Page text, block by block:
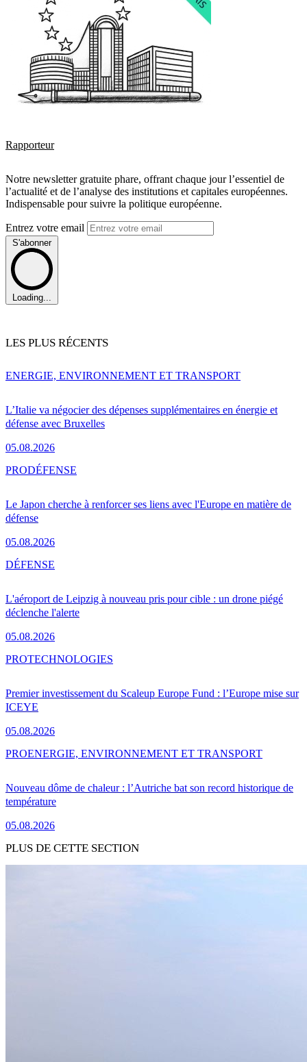
Rapporteur
Notre newsletter gratuite phare, offrant chaque jour l’essentiel de
l’actualité et de l’analyse des institutions et capitales européennes.
Indispensable pour suivre la politique européenne.
Entrez votre email
S'abonner
Loading...
LES PLUS RÉCENTS
L’Italie va négocier des dépenses supplémentaires en énergie et
défense avec Bruxelles
05.08.2026
ENERGIE, ENVIRONNEMENT ET TRANSPORT
Le Japon cherche à renforcer ses liens avec l'Europe en matière de
défense
05.08.2026
PRODÉFENSE
L'aéroport de Leipzig à nouveau pris pour cible : un drone piégé
déclenche l'alerte
05.08.2026
DÉFENSE
Premier investissement du Scaleup Europe Fund : l’Europe mise sur
ICEYE
05.08.2026
PROTECHNOLOGIES
Nouveau dôme de chaleur : l’Autriche bat son record historique de
température
05.08.2026
PROENERGIE, ENVIRONNEMENT ET TRANSPORT
PLUS DE CETTE SECTION